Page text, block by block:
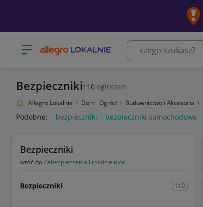
Otwórz menu z kategoriami
Bezpieczniki110 ogłoszeń
Allegro Lokalnie Dom i Ogród Budownictwo i Akcesoria
Podobne: bezpieczniki bezpieczniki samochodowe
Bezpieczniki
wróć doZabezpieczenia i rozdzielnice
Bezpieczniki 110